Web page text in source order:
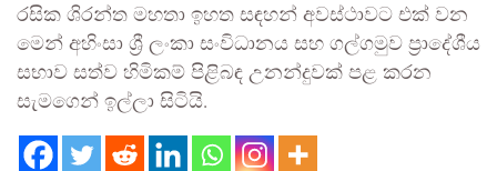
රසික ශිරන්ත මහතා ඉහත සඳහන් අවස්ථාවට එක් වන
මෙන් අහිංසා ශ්‍රී ලංකා සංවිධානය සහ ගල්ගමුව ප්‍රාදේශීය
සභාව සත්ව හිමිකම් පිළිබඳ උනන්දුවක් පළ කරන
සැමගෙන් ඉල්ලා සිටියි.